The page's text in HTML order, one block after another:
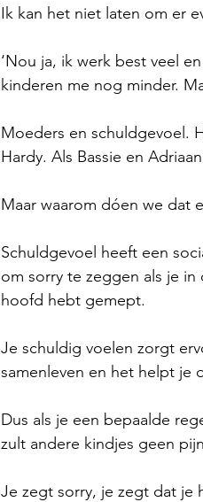
Ik kan het niet laten om er
‘Nou ja, ik werk best veel
kinderen me nog minder.
Moeders en schuldgevoel.
Hardy. Als Bassie en
Maar waarom dóen we dat
Schuldgevoel heeft een
om sorry te zeggen als je
hoofd hebt gemept.
Je schuldig voelen zorgt
samenleven en het helpt je
Dus als je een bepaalde
zult andere kindjes geen
Je zegt sorry, je zegt dat je